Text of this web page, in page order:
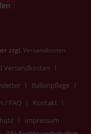
zzgl. Versandkosten
Versandkosten
Ballonpflege
/ FAQ
Kontakt
Impressum